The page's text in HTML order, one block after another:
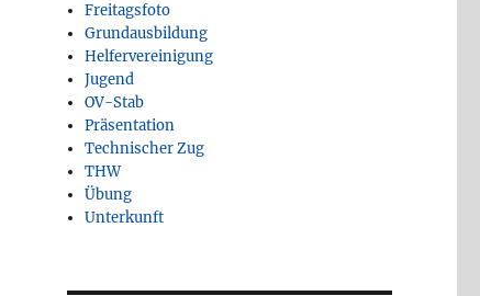
Freitagsfoto
Grundausbildung
Helfervereinigung
Jugend
OV-Stab
Präsentation
Technischer Zug
THW
Übung
Unterkunft